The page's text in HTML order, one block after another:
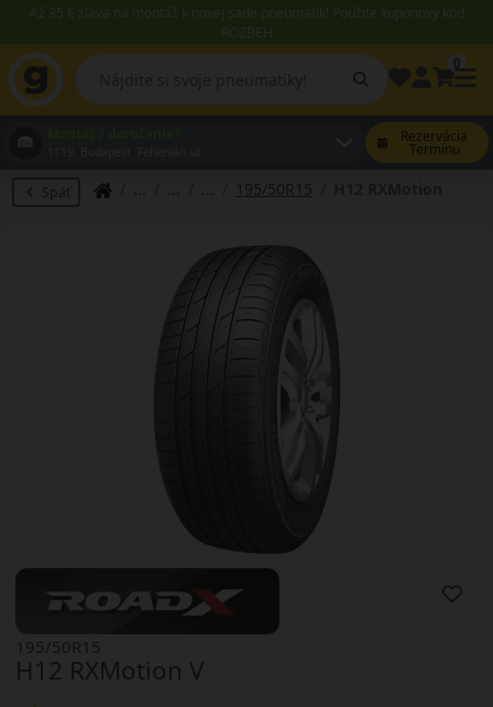
Až 35 € zľava na montáž k novej sade pneumatík! Použite kupónový kód
ROZBEH
Rezervácia
Termínu
Späť 195/50R15
H12 RXMotion V
195/50R15